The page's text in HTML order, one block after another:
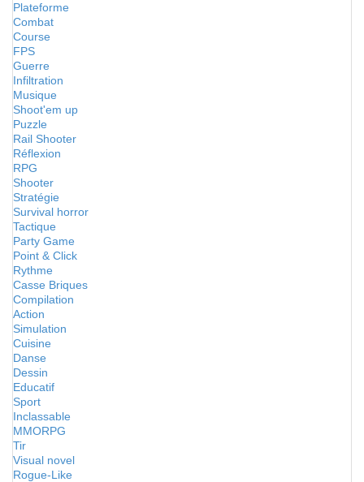
Plateforme
Combat
Course
FPS
Guerre
Infiltration
Musique
Shoot'em up
Puzzle
Rail Shooter
Réflexion
RPG
Shooter
Stratégie
Survival horror
Tactique
Party Game
Point & Click
Rythme
Casse Briques
Compilation
Action
Simulation
Cuisine
Danse
Dessin
Educatif
Sport
Inclassable
MMORPG
Tir
Visual novel
Rogue-Like